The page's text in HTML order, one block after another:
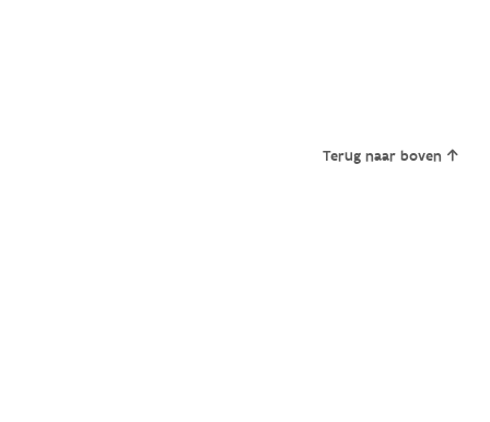
Terug naar boven